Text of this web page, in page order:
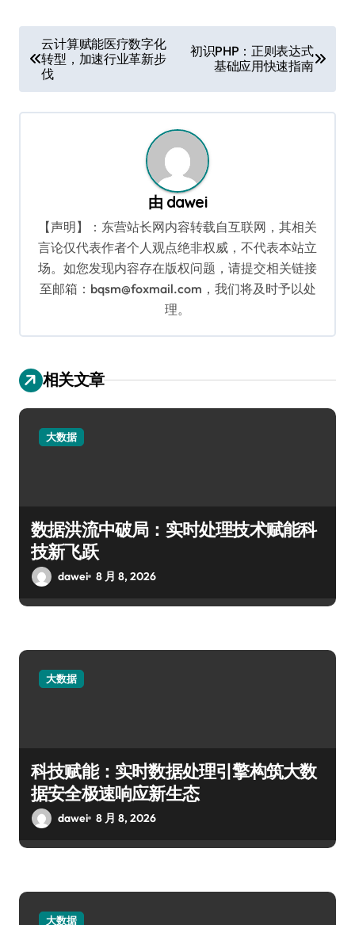
章
导
航
云计算赋能医疗数字化
转型，加速行业革新步
伐
初识PHP：正则表达式
基础应用快速指南
由 dawei
【声明】：东营站长网内容转载自互联网，其相关
言论仅代表作者个人观点绝非权威，不代表本站立
场。如您发现内容存在版权问题，请提交相关链接
至邮箱：bqsm@foxmail.com，我们将及时予以处
理。
相关文章
大数据
数据洪流中破局：实时处理技术赋能科
技新飞跃
dawei 8 月 8, 2026
大数据
科技赋能：实时数据处理引擎构筑大数
据安全极速响应新生态
dawei 8 月 8, 2026
大数据